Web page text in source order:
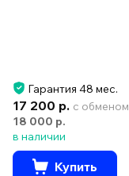
Гарантия 48 мес.
17 200 р. с обменом
18 000 р.
в наличии
Купить